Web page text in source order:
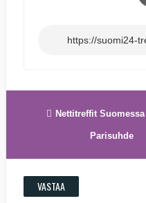
Nettitreffit Suomessa
Parisuhde
VASTAA